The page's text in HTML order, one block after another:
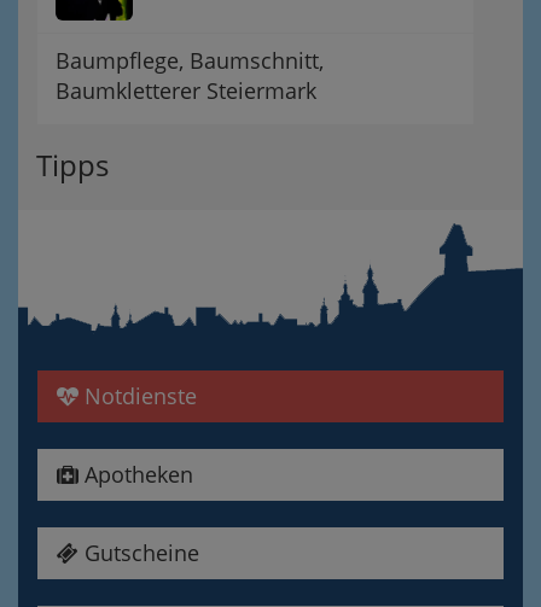
Baumpflege, Baumschnitt,
Baumkletterer Steiermark
Tipps
Notdienste
Apotheken
Gutscheine